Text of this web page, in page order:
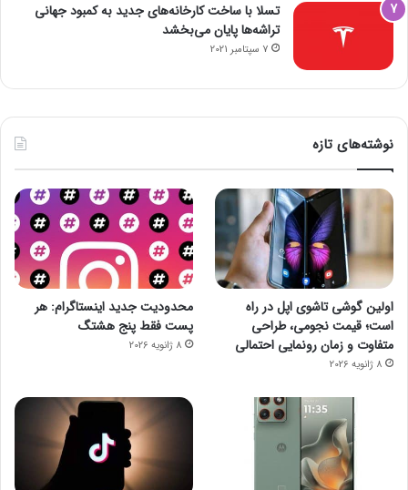
تسلا با ساخت کارخانه‌های جدید به کمبود جهانی
تراشه‌ها پایان می‌بخشد
7 سپتامبر 2021
نوشته‌های تازه
اولین گوشی تاشوی اپل در راه
است؛ قیمت نجومی، طراحی
متفاوت و زمان رونمایی احتمالی
8 ژانویه 2026
محدودیت جدید اینستاگرام: هر
پست فقط پنج هشتگ
8 ژانویه 2026